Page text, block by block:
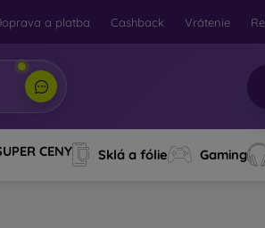
a platba Cashback Vrátenie
CENY Sklá a fólie Gaming